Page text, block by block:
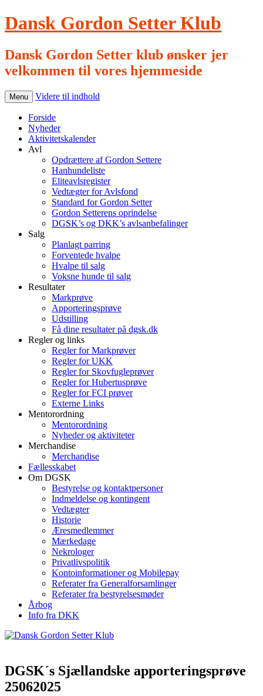
Dansk Gordon Setter Klub
Dansk Gordon Setter klub ønsker jer
velkommen til vores hjemmeside
Menu Videre til indhold
Forside
Nyheder
Aktivitetskalender
Avl
Opdrættere af Gordon Settere
Hanhundeliste
Eliteavlsregister
Vedtægter for Avlsfond
Standard for Gordon Setter
Gordon Setterens oprindelse
DGSK’s og DKK’s avlsanbefalinger
Salg
Planlagt parring
Forventede hvalpe
Hvalpe til salg
Voksne hunde til salg
Resultater
Markprøve
Apporteringsprøve
Udstilling
Få dine resultater på dgsk.dk
Regler og links
Regler for Markprøver
Regler for UKK
Regler for Skovfugleprøver
Regler for Hubertusprøve
Regler for FCI prøver
Externe Links
Mentorordning
Mentorordning
Nyheder og aktiviteter
Merchandise
Merchandise
Fællesskabet
Om DGSK
Bestyrelse og kontaktpersoner
Indmeldelse og kontingent
Vedtægter
Historie
Æresmedlemmer
Mærkedage
Nekrologer
Privatlivspolitik
Kontoinformationer og Mobilepay
Referater fra Generalforsamlinger
Referater fra bestyrelsesmøder
Årbog
Info fra DKK
DGSK´s Sjællandske apporteringsprøve
25062025